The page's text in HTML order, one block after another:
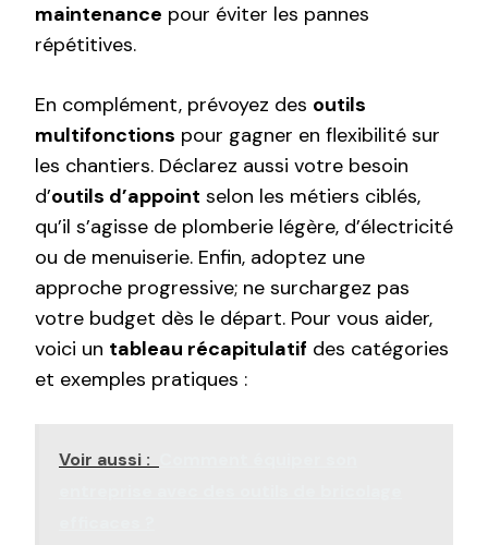
maintenance pour éviter les pannes
répétitives.
En complément, prévoyez des outils
multifonctions pour gagner en flexibilité sur
les chantiers. Déclarez aussi votre besoin
d’outils d’appoint selon les métiers ciblés,
qu’il s’agisse de plomberie légère, d’électricité
ou de menuiserie. Enfin, adoptez une
approche progressive; ne surchargez pas
votre budget dès le départ. Pour vous aider,
voici un tableau récapitulatif des catégories
et exemples pratiques :
Voir aussi :